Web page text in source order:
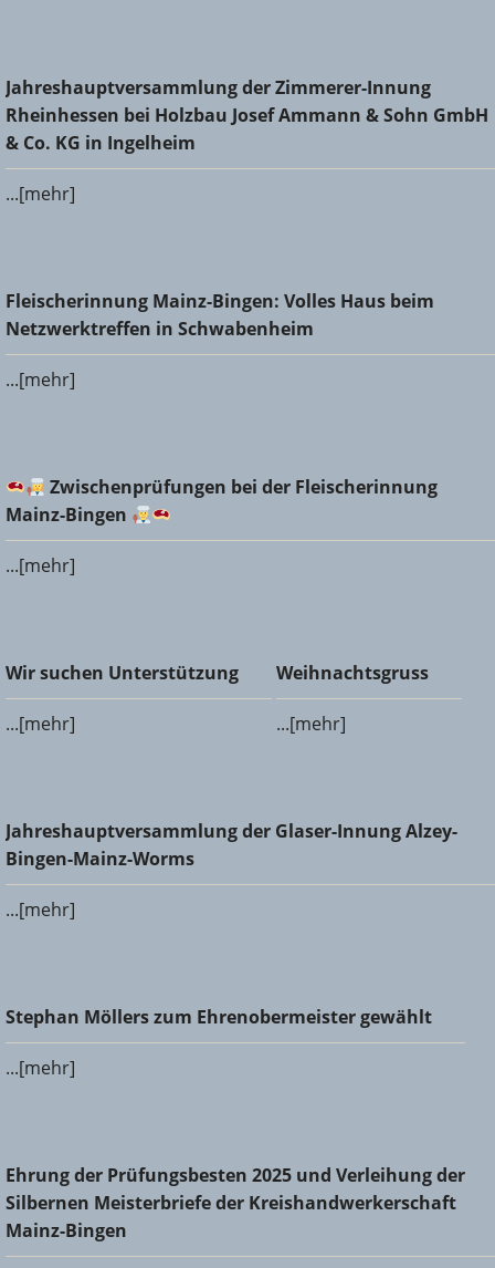
Jahreshauptversammlung der Zimmerer-Innung
Rheinhessen bei Holzbau Josef Ammann & Sohn GmbH &
Co. KG in Ingelheim
Jahreshauptversammlung der Zimmerer-Innung
Rheinhessen bei Holzbau Josef Ammann & Sohn GmbH
& Co. KG in Ingelheim
...[mehr]
Fleischerinnung Mainz-Bingen: Volles Haus beim
Netzwerktreffen in Schwabenheim
Fleischerinnung Mainz-Bingen: Volles Haus beim
Netzwerktreffen in Schwabenheim
...[mehr]
Zwischenprüfungen bei der Fleischerinnung Mainz-
Bingen
Zwischenprüfungen bei der Fleischerinnung
Mainz-Bingen
...[mehr]
Wir suchen Unterstützung
Wir suchen Unterstützung
...[mehr]
Weihnachtsgruss
Weihnachtsgruss
...[mehr]
Jahreshauptversammlung der Glaser-Innung Alzey-Bingen-
Mainz-Worms
Jahreshauptversammlung der Glaser-Innung Alzey-
Bingen-Mainz-Worms
...[mehr]
Stephan Möllers zum Ehrenobermeister gewählt
Stephan Möllers zum Ehrenobermeister gewählt
...[mehr]
Ehrung der Prüfungsbesten 2025 und Verleihung der
Silbernen Meisterbriefe der Kreishandwerkerschaft Mainz-
Bingen
Ehrung der Prüfungsbesten 2025 und Verleihung der
Silbernen Meisterbriefe der Kreishandwerkerschaft
Mainz-Bingen